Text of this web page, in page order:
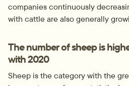
companies continuously
with cattle are also generally
The number of sheep is
with 2020
Sheep is the category with the